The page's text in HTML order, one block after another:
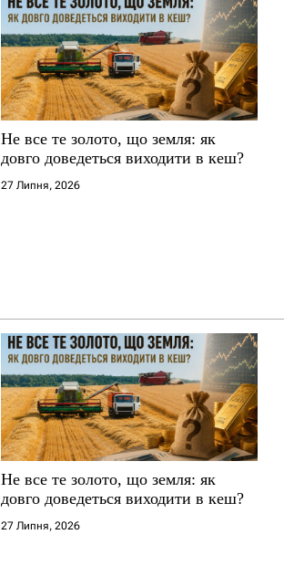
Не все те золото, що земля: як
довго доведеться виходити в кеш?
27 Липня, 2026
Не все те золото, що земля: як
довго доведеться виходити в кеш?
27 Липня, 2026